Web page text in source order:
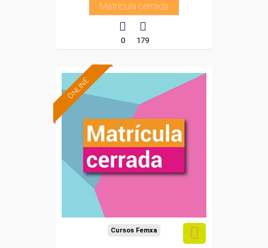
Matrícula cerrada
0 179
ONLINE
Cursos Femxa